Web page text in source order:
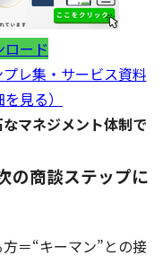
ード
レ集・サービス資料
見る）
マネジメント体制で
の商談ステップに
＝“キーマン”との接